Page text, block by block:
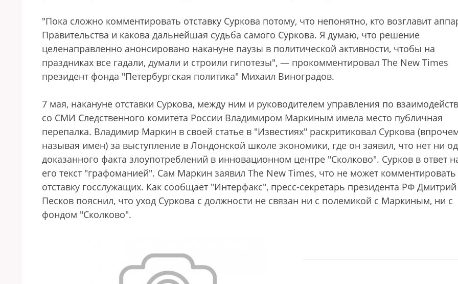
"Пока сложно комментировать отставку Суркова потому, что непонятно, кто возглавит
Правительства и какова дальнейшая судьба самого Суркова. Я думаю, что решение
целенаправленно анонсировано накануне паузы в политической активности, чтобы на
праздниках все гадали, думали и строили гипотезы", — прокомментировал The New Times
президент фонда "Петербургская политика" Михаил Виноградов.
7 мая, накануне отставки Суркова, между ним и руководителем управления по
со СМИ Следственного комитета России Владимиром Маркиным имела место публичная
перепалка. Владимир Маркин в своей статье в "Известиях" раскритиковал Суркова
называя имен) за выступление в Лондонской школе экономики, где он заявил, что нет ни
доказанного факта злоупотреблений в инновационном центре "Сколково". Сурков в ответ
его текст "графоманией". Сам Маркин заявил The New Times, что не может комментировать
отставку госслужащих. Как сообщает "Интерфакс", пресс-секретарь президента РФ Дмитрий
Песков пояснил, что уход Суркова с должности не связан ни с полемикой с Маркиным, ни с
фондом "Сколково".